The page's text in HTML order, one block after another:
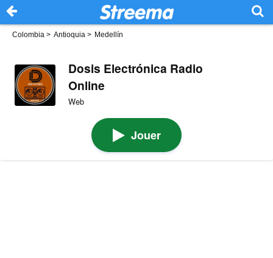
Colombia > Antioquia > Medellín
Dosis Electrónica Radio
Online
Web
Jouer